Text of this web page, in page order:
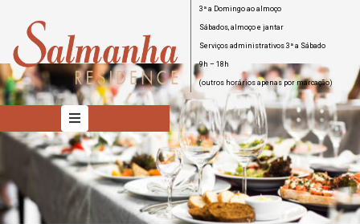
3ª a Domingo ao almoço
Sábados, almoço e jantar
Serviços administrativos 3ª a Sábado
9h – 18h
(outros horários apenas por marcação)
INÍCIO
QUARTOS
EVENTOS
RESTAURANTE
SERVIÇOS